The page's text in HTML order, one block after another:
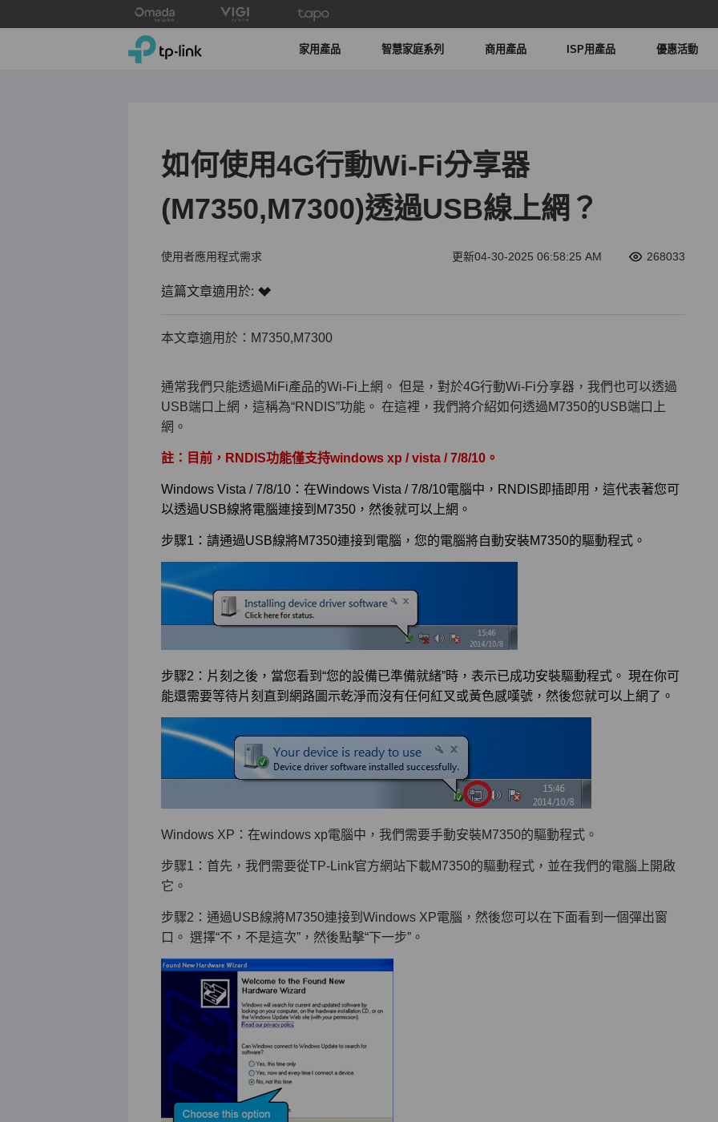
to
TP-Link, Reliably Smart 家用產品 智慧家庭系列 商用產品 ISP用產品 優惠活動
如何使用4G行動Wi-Fi分享器
(M7350,M7300)透過USB線上網？
使用者應用程式需求 更新04-30-2025 06:58:25 AM 268033
這篇文章適用於:
本文章適用於：M7350,M7300
通常我們只能透過MiFi產品的Wi-Fi上網。 但是，對於4G行動Wi-Fi分享器，我們也可以透過
USB端口上網，這稱為“RNDIS”功能。 在這裡，我們將介紹如何透過M7350的USB端口上
網。
註：目前，RNDIS功能僅支持windows xp / vista / 7/8/10。
Windows Vista / 7/8/10：在Windows Vista / 7/8/10電腦中，RNDIS即插即用，這代表著您可
以透過USB線將電腦連接到M7350，然後就可以上網。
步驟1：請通過USB線將M7350連接到電腦，您的電腦將自動安裝M7350的驅動程式。
步驟2：片刻之後，當您看到“您的設備已準備就緒”時，表示已成功安裝驅動程式。 現在你可
能還需要等待片刻直到網路圖示乾淨而沒有任何紅叉或黃色感嘆號，然後您就可以上網了。
Windows XP：在windows xp電腦中，我們需要手動安裝M7350的驅動程式。
步驟1：首先，我們需要從TP-Link官方網站下載M7350的驅動程式，並在我們的電腦上開啟
它。
步驟2：通過USB線將M7350連接到Windows XP電腦，然後您可以在下面看到一個彈出窗
口。 選擇“不，不是這次”，然後點擊“下一步”。